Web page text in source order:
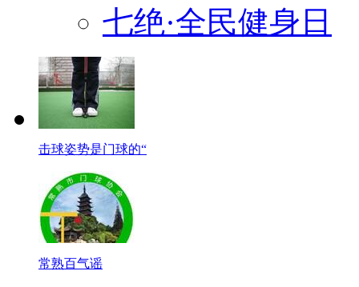
七绝·全民健身日
击球姿势是门球的“
常熟百气谣